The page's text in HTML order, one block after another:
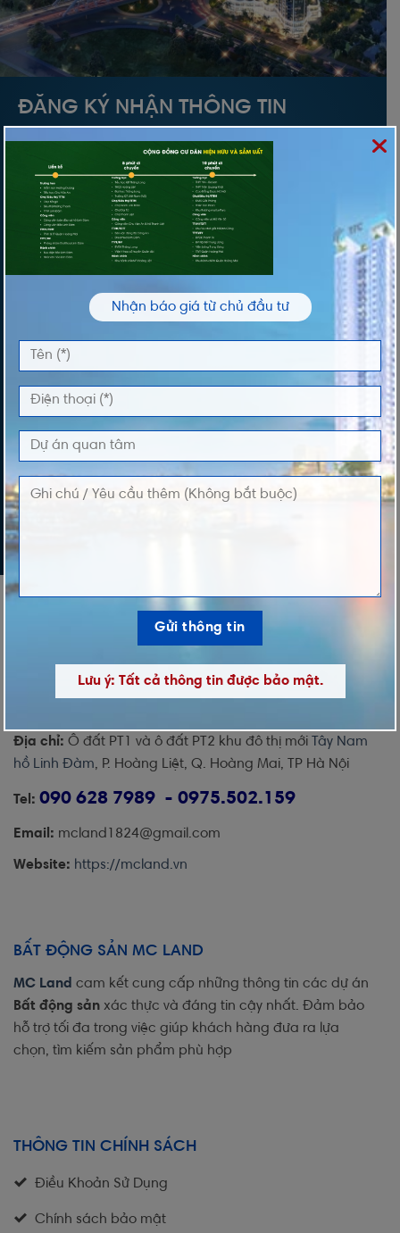
ĐĂNG KÝ NHẬN THÔNG TIN
Vui lòng nhập thông tin của bạn để nhận thông
tin Giá và Giỏ Hàng độc quyền từ chúng tôi
TÊN *
DỰ ÁN QUAN TÂM
Địa chỉ: Ô đất PT1 và ô đất PT2 khu đô thị mới
Tây Nam
hồ Linh Đàm, P. Hoàng Liệt, Q. Hoàng Mai, TP Hà Nội
Tel: 090 628 7989 - 0975.502.159
Email: mcland1824@gmail.com
Website: https://mcland.vn
BẤT ĐỘNG SẢN MC LAND
MC Land cam kết cung cấp những thông tin các dự án
Bất động sản xác thực và đáng tin cậy nhất. Đảm bảo
hỗ trợ tối đa trong việc giúp khách hàng đưa ra lựa
chọn, tìm kiếm sản phẩm phù hợp
THÔNG TIN CHÍNH SÁCH
Điều Khoản Sử Dụng
Chính sách bảo mật
Nhận báo giá từ chủ đầu tư
Lưu ý: Tất cả thông tin được bảo mật.